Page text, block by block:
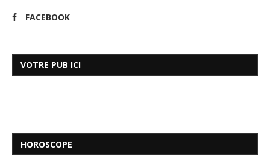
FACEBOOK
VOTRE PUB ICI
HOROSCOPE